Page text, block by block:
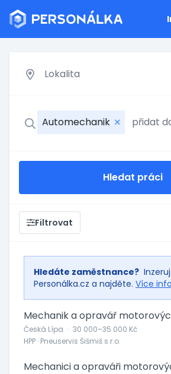
Automechanik
Hledat práci
Filtrovat
Hledáte zaměstnance?
Personálka.cz a najděte. Více
Mechanik a opravář
Česká Lípa · 30 000–35 000 Kč
HPP · Pneuservis Šišmiš s.r.o.
Mechanici a opraváři